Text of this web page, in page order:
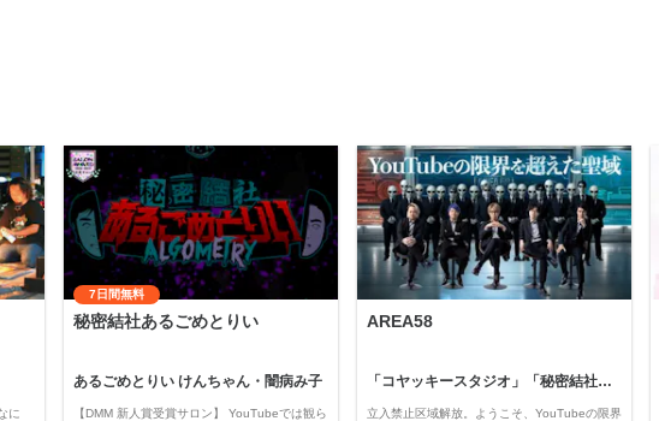
に
7日間無料
秘密結社あるごめとりい
あるごめとりい けんちゃん・闇病み子
【DMM 新人賞受賞サロン】 YouTubeでは観ら
AREA58
「コヤッキースタジオ」「秘密結社コヤミナティ」
立入禁止区域解放。ようこそ、YouTubeの限界